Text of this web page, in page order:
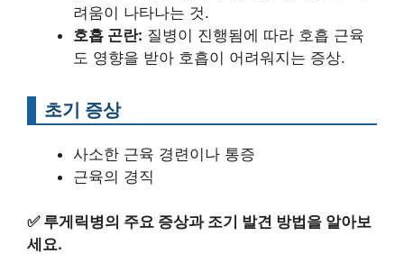
려움이 나타나는 것.
호흡 곤란: 질병이 진행됨에 따라 호흡 근육
도 영향을 받아 호흡이 어려워지는 증상.
초기 증상
사소한 근육 경련이나 통증
근육의 경직
✅ 루게릭병의 주요 증상과 조기 발견 방법을 알아보
세요.